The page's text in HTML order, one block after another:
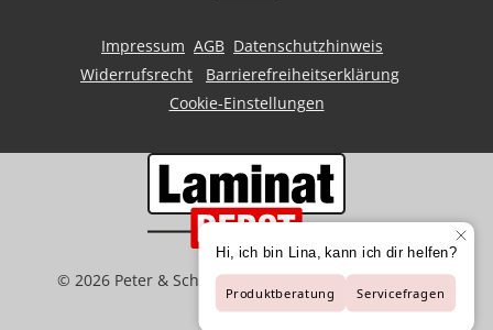
Impressum AGB Datenschutzhinweis
Widerrufsrecht
Barrierefreiheitserklärung
Cookie-Einstellungen
© 2026 Peter & Schaffart GmbH | Der Spezialist für
Bodenbeläge